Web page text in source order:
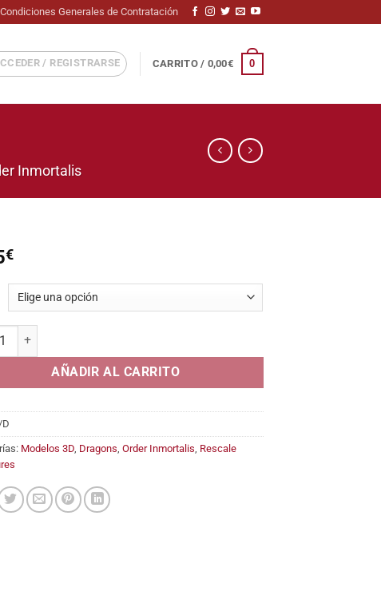
Condiciones Generales de Contratación
/ REGISTRARSE CARRITO / 0,00€ 0
Inmortalis
€
Knights Support cantidad
AÑADIR AL CARRITO
Modelos 3D Dragons ,Order Inmortalis Rescale